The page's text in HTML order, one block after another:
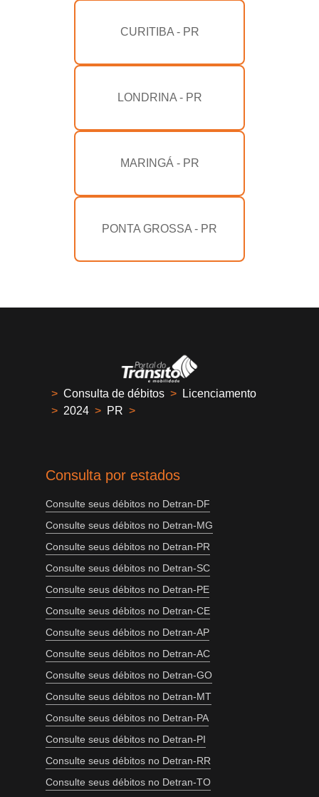
CURITIBA - PR
LONDRINA - PR
MARINGÁ - PR
PONTA GROSSA - PR
> Consulta de débitos >
Licenciamento
> 2024 > PR >
Consulta por estados
Consulte seus débitos no Detran-DF
Consulte seus débitos no Detran-MG
Consulte seus débitos no Detran-PR
Consulte seus débitos no Detran-SC
Consulte seus débitos no Detran-PE
Consulte seus débitos no Detran-CE
Consulte seus débitos no Detran-AP
Consulte seus débitos no Detran-AC
Consulte seus débitos no Detran-GO
Consulte seus débitos no Detran-MT
Consulte seus débitos no Detran-PA
Consulte seus débitos no Detran-PI
Consulte seus débitos no Detran-RR
Consulte seus débitos no Detran-TO